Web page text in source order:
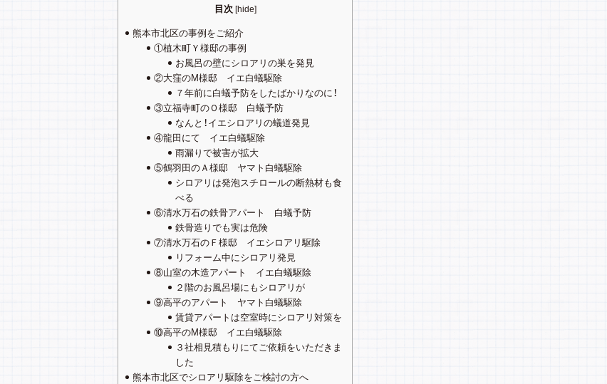
目次[hide]
熊本市北区の事例をご紹介
①植木町Ｙ様邸の事例
お風呂の壁にシロアリの巣を発見
②大窪のM様邸 イエ白蟻駆除
７年前に白蟻予防をしたばかりなのに！
③立福寺町のＯ様邸 白蟻予防
なんと！イエシロアリの蟻道発見
④龍田にて イエ白蟻駆除
雨漏りで被害が拡大
⑤鶴羽田のＡ様邸 ヤマト白蟻駆除
シロアリは発泡スチロールの断熱材も食
べる
⑥清水万石の鉄骨アパート 白蟻予防
鉄骨造りでも実は危険
⑦清水万石のＦ様邸 イエシロアリ駆除
リフォーム中にシロアリ発見
⑧山室の木造アパート イエ白蟻駆除
２階のお風呂場にもシロアリが
⑨高平のアパート ヤマト白蟻駆除
賃貸アパートは空室時にシロアリ対策を
⑩高平のM様邸 イエ白蟻駆除
３社相見積もりにてご依頼をいただきま
した
熊本市北区でシロアリ駆除をご検討の方へ